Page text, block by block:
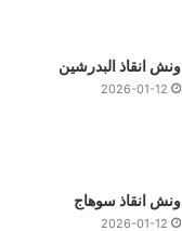
ونش انقاذ البدرشين
2026-01-12
ونش انقاذ سوهاج
2026-01-12